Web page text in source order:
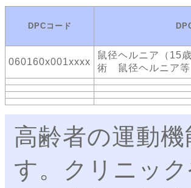
DPCコード
060160x001xxxx
鼠径ヘルニア（15
術 鼠径ヘルニア等
高齢者の運動
す。クリニッ